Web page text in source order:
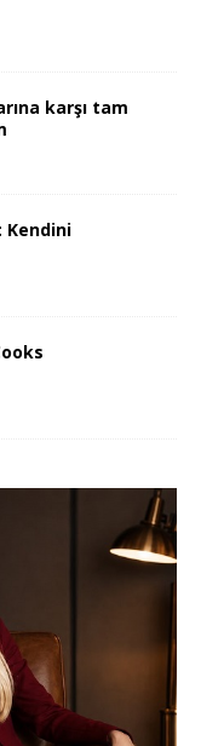
karşı tam
Kendini